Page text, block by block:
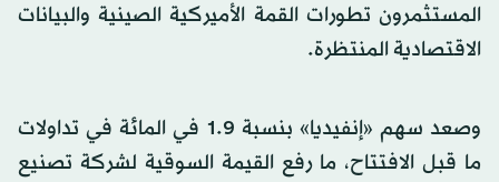
المستثمرون تطورات القمة الأميركية الصينية والبيانات
الاقتصادية المنتظرة.
وصعد سهم «إنفيديا» بنسبة 1.9 في المائة في تداولات
ما قبل الافتتاح، ما رفع القيمة السوقية لشركة تصنيع